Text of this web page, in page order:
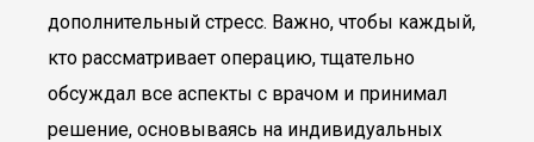
дополнительный стресс. Важно, чтобы каждый,
кто рассматривает операцию, тщательно
обсуждал все аспекты с врачом и принимал
решение, основываясь на индивидуальных